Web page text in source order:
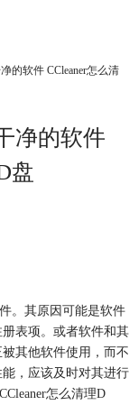
的软件 CCleaner怎么清
净的软件
盘
。其原因可能是软件
表项。或者软件和其
其他软件使用，而不
，应该及时对其进行
怎么清理D